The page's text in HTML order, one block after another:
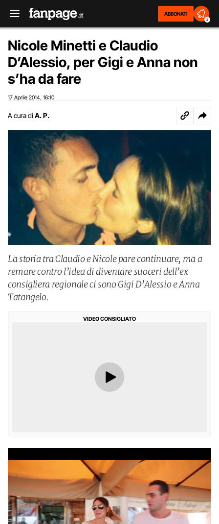
ABBONATI
2
Nicole Minetti e Claudio
D’Alessio, per Gigi e Anna non
s’ha da fare
17 Aprile 2014 16:10
A cura di A. P.
La storia tra Claudio e Nicole pare continuare, ma a
remare contro l’idea di diventare suoceri dell’ex
consigliera regionale ci sono Gigi D’Alessio e Anna
Tatangelo.
VIDEO CONSIGLIATO